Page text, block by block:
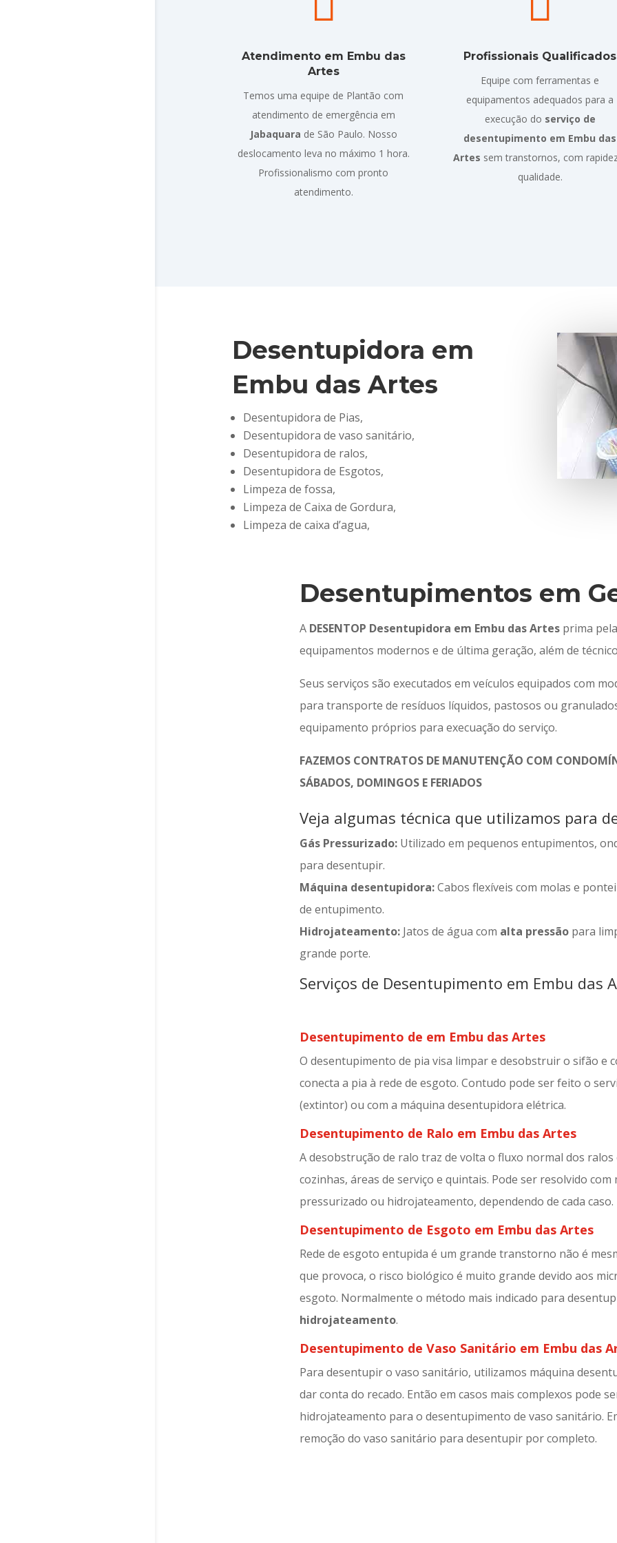
Atendimento em Embu das
Artes
Temos uma equipe de Plantão com
atendimento de emergência em
Jabaquara de São Paulo. Nosso
deslocamento leva no máximo 1 hora.
Profissionalismo com pronto
atendimento.
Profissionais Qualificados
Equipe com ferramentas e
equipamentos adequados para a
execução do serviço de
desentupimento em Embu das
Artes sem transtornos, com
qualidade.
Desentupidora em
Embu das Artes
Desentupidora de Pias,
Desentupidora de vaso sanitário,
Desentupidora de ralos,
Desentupidora de Esgotos,
Limpeza de fossa,
Limpeza de Caixa de Gordura,
Limpeza de caixa d’agua,
Desentupimentos em
A DESENTOP Desentupidora em Embu das Artesprima
equipamentos modernos e de última geração, além de
Seus serviços são executados em veículos equipados com
para transporte de resíduos líquidos, pastosos ou
equipamento próprios para execuação do serviço.
FAZEMOS CONTRATOS DE MANUTENÇÃO COM
SÁBADOS, DOMINGOS E FERIADOS
Veja algumas técnica que utilizamos para
Gás Pressurizado:Utilizado em pequenos entupimentos,
para desentupir.
Máquina desentupidora:Cabos flexíveis com molas e
de entupimento.
Hidrojateamento:Jatos de água com alta pressãopara
grande porte.
Serviços de Desentupimento em Embu das
Desentupimento de em Embu das Artes
O desentupimento de pia visa limpar e desobstruir o sifão e
conecta a pia à rede de esgoto. Contudo pode ser feito o
(extintor) ou com a máquina desentupidora elétrica.
Desentupimento de Ralo em Embu das Artes
A desobstrução de ralo traz de volta o fluxo normal dos
cozinhas, áreas de serviço e quintais. Pode ser resolvido
pressurizado ou hidrojateamento, dependendo de cada caso.
Desentupimento de Esgoto em Embu das Artes
Rede de esgoto entupida é um grande transtorno não é
que provoca, o risco biológico é muito grande devido aos
esgoto. Normalmente o método mais indicado para
hidrojateamento.
Desentupimento de Vaso Sanitário em Embu das
Para desentupir o vaso sanitário, utilizamos máquina
dar conta do recado. Então em casos mais complexos pode
hidrojateamento para o desentupimento de vaso sanitário.
remoção do vaso sanitário para desentupir por completo.